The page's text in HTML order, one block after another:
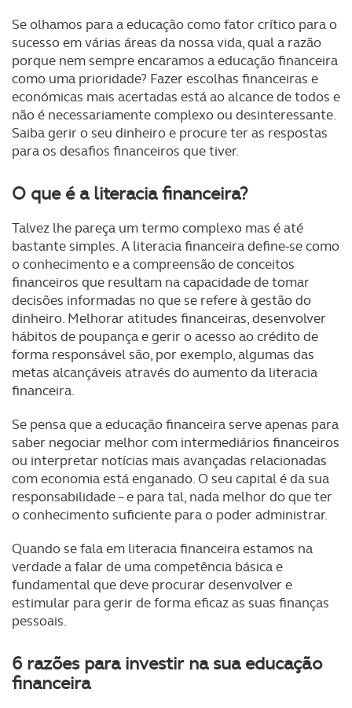
Se olhamos para a educação como fator crítico para o
sucesso em várias áreas da nossa vida, qual a razão
porque nem sempre encaramos a educação financeira
como uma prioridade? Fazer escolhas financeiras e
económicas mais acertadas está ao alcance de todos e
não é necessariamente complexo ou desinteressante.
Saiba gerir o seu dinheiro e procure ter as respostas
para os desafios financeiros que tiver.
O que é a literacia financeira?
Talvez lhe pareça um termo complexo mas é até
bastante simples. A literacia financeira define-se como
o conhecimento e a compreensão de conceitos
financeiros que resultam na capacidade de tomar
decisões informadas no que se refere à gestão do
dinheiro. Melhorar atitudes financeiras, desenvolver
hábitos de poupança e gerir o acesso ao crédito de
forma responsável são, por exemplo, algumas das
metas alcançáveis através do aumento da literacia
financeira.
Se pensa que a educação financeira serve apenas para
saber negociar melhor com intermediários financeiros
ou interpretar notícias mais avançadas relacionadas
com economia está enganado. O seu capital é da sua
responsabilidade – e para tal, nada melhor do que ter
o conhecimento suficiente para o poder administrar.
Quando se fala em literacia financeira estamos na
verdade a falar de uma competência básica e
fundamental que deve procurar desenvolver e
estimular para gerir de forma eficaz as suas finanças
pessoais.
6 razões para investir na sua educação
financeira